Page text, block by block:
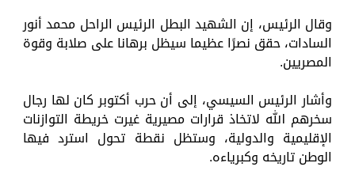
وقال الرئيس، إن الشهيد البطل الرئيس الراحل محمد أنور
السادات، حقق نصرًا عظيما سيظل برهانا على صلابة وقوة
المصريين.
وأشار الرئيس السيسي، إلى أن حرب أكتوبر كان لها رجال
سخرهم الله لاتخاذ قرارات مصيرية غيرت خريطة التوازنات
الإقليمية والدولية، وستظل نقطة تحول استرد فيها
الوطن تاريخه وكبرياءه.